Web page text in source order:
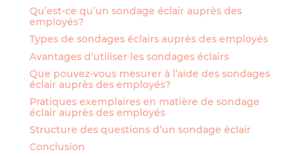
Qu’est-ce qu’un sondage éclair auprès des
employés?
Types de sondages éclairs auprès des employés
Avantages d’utiliser les sondages éclairs
Que pouvez-vous mesurer à l’aide des sondages
éclair auprès des employés?
Pratiques exemplaires en matière de sondage
éclair auprès des employés
Structure des questions d’un sondage éclair
Conclusion